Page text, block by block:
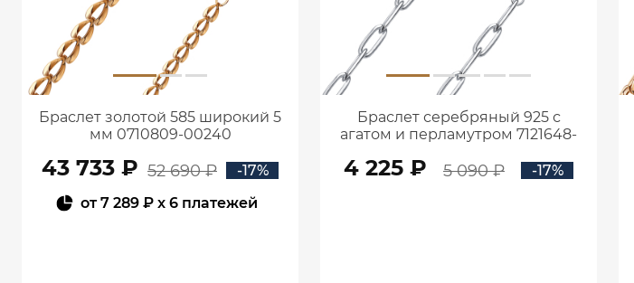
Браслет золотой 585 широкий 5
мм 0710809-00240
43 733 ₽ 52 690 ₽
-17%
от7 289 ₽x 6 платежей
Браслет серебряный 925 с
агатом и перламутром 7121648-
4 225 ₽ 5 090 ₽ -17%